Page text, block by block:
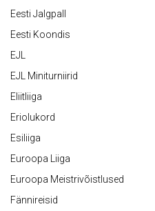
Eesti Jalgpall
Eesti Koondis
EJL
EJL Miniturniirid
Eliitliiga
Eriolukord
Esiliiga
Euroopa Liiga
Euroopa Meistrivõistlused
Fännireisid